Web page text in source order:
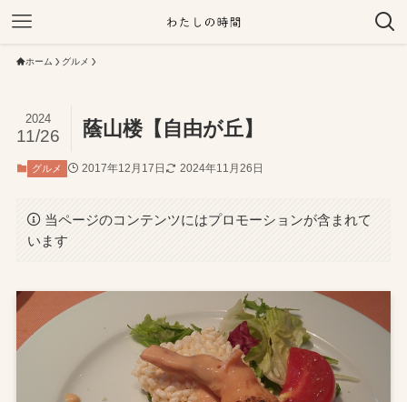
ホーム グルメ
蔭山楼【自由が丘】
2024
11/26
グルメ 2017年12月17日 2024年11月26日
当ページのコンテンツにはプロモーションが含まれて
います